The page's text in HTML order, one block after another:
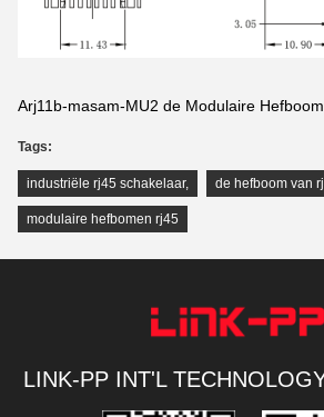
Arj11b-masam-MU2 de Modulaire
Tags:
industriële rj45 schakelaar, de hefboom van
modulaire hefbomen rj45
LINK-PP INT'L